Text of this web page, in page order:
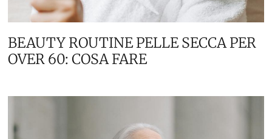
BEAUTY ROUTINE PELLE SECCA PER
OVER 60: COSA FARE